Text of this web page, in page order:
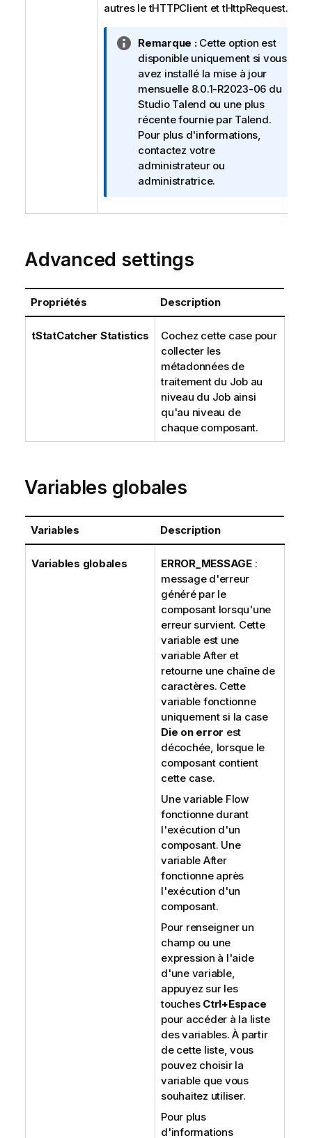
autres le tHTTPClient et tHttpRequest.
N
o
t
e
I
n
f
o
r
m
t
n
Remarque :Cette option est
disponible uniquement si vous
avez installé la mise à jour
mensuelle 8.0.1-R2023-06 du
Studio Talend ou une plus
récente fournie par Talend.
Pour plus d'informations,
contactez votre
administrateur ou
administratrice.
Advanced settings
Propriétés Description
tStatCatcher Statistics
Cochez cette case pour
collecter les
métadonnées de
traitement du Job au
niveau du Job ainsi
qu'au niveau de
chaque composant.
Variables globales
Variables Description
Variables globales ERROR_MESSAGE:
message d'erreur
généré par le
composant lorsqu'une
erreur survient. Cette
variable est une
variable After et
retourne une chaîne de
caractères. Cette
variable fonctionne
uniquement si la case
Die on error est
décochée, lorsque le
composant contient
cette case.
Une variable Flow
fonctionne durant
l'exécution d'un
composant. Une
variable After
fonctionne après
l'exécution d'un
composant.
Pour renseigner un
champ ou une
expression à l'aide
d'une variable,
appuyez sur les
touches Ctrl+Espace
pour accéder à la liste
des variables. À partir
de cette liste, vous
pouvez choisir la
variable que vous
souhaitez utiliser.
Pour plus
d'informations